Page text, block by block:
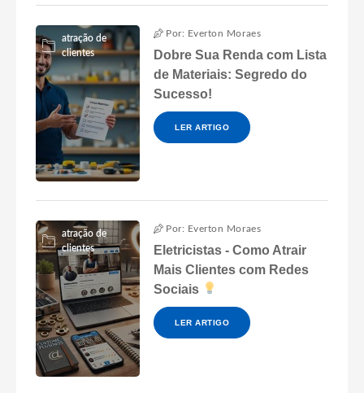
atração de
clientes
Por: Everton Moraes
Dobre Sua Renda com Lista
de Materiais: Segredo do
Sucesso!
LER ARTIGO
atração de
clientes
Por: Everton Moraes
Eletricistas - Como Atrair
Mais Clientes com Redes
Sociais
LER ARTIGO